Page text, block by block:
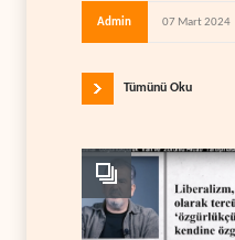
Admin 07 Mart 2024
Tümünü Oku